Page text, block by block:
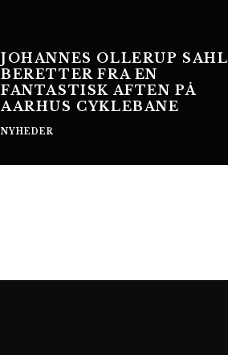
JOHANNES OLLERUP SAHL
BERETTER FRA EN
FANTASTISK AFTEN PÅ
AARHUS CYKLEBANE
NYHEDER